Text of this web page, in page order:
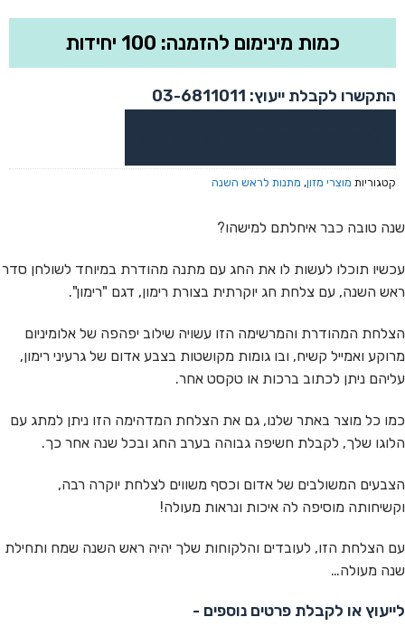
כמות מינימום להזמנה: 100 יחידות
התקשרו לקבלת ייעוץ: 03-6811011
קטגוריות מוצרי מזון, מתנות לראש השנה
שנה טובה כבר איחלתם למישהו?
עכשיו תוכלו לעשות לו את החג עם מתנה מהודרת במיוחד לשולחן סדר
ראש השנה, עם צלחת חג יוקרתית בצורת רימון, דגם "רימון".
הצלחת המהודרת והמרשימה הזו עשויה שילוב יפהפה של אלומיניום
מרוקע ואמייל קשיח, ובו גומות מקושטות בצבע אדום של גרעיני רימון,
עליהם ניתן לכתוב ברכות או טקסט אחר.
כמו כל מוצר באתר שלנו, גם את הצלחת המדהימה הזו ניתן למתג עם
הלוגו שלך, לקבלת חשיפה גבוהה בערב החג ובכל שנה אחר כך.
הצבעים המשולבים של אדום וכסף משווים לצלחת יוקרה רבה,
וקשיחותה מוסיפה לה איכות ונראות מעולה!
עם הצלחת הזו, לעובדים והלקוחות שלך יהיה ראש השנה שמח ותחילת
שנה מעולה…
לייעוץ או לקבלת פרטים נוספים -